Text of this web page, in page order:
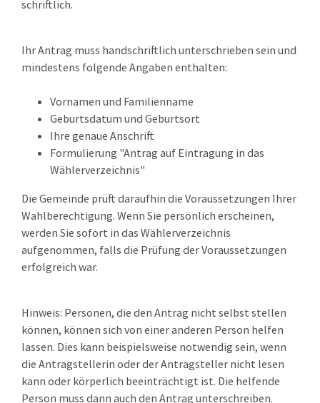
schriftlich.
Ihr Antrag muss handschriftlich unterschrieben sein und
mindestens folgende Angaben enthalten:
Vornamen und Familienname
Geburtsdatum und Geburtsort
Ihre genaue Anschrift
Formulierung "Antrag auf Eintragung in das
Wählerverzeichnis"
Die Gemeinde prüft daraufhin die Voraussetzungen Ihrer
Wahlberechtigung. Wenn Sie persönlich erscheinen,
werden Sie sofort in das Wählerverzeichnis
aufgenommen, falls die Prüfung der Voraussetzungen
erfolgreich war.
Hinweis: Personen, die den Antrag nicht selbst stellen
können, können sich von einer anderen Person helfen
lassen. Dies kann beispielsweise notwendig sein, wenn
die Antragstellerin oder der Antragsteller nicht lesen
kann oder körperlich beeinträchtigt ist. Die helfende
Person muss dann auch den Antrag unterschreiben.